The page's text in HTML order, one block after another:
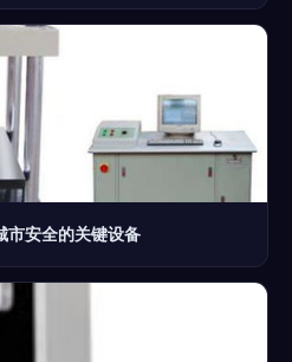
市安全的关键设备